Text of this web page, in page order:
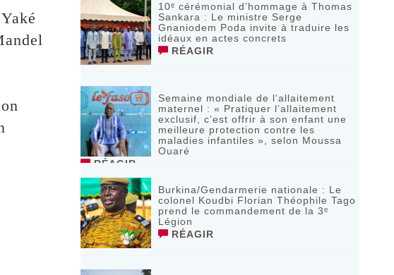
10ᵉ cérémonial d’hommage à Thomas
Sankara : Le ministre Serge
Gnaniodem Poda invite à traduire les
idéaux en actes concrets
RÉAGIR
Semaine mondiale de l’allaitement
maternel : « Pratiquer l’allaitement
exclusif, c’est offrir à son enfant une
meilleure protection contre les
maladies infantiles », selon Moussa
Ouaré
RÉAGIR
Burkina/Gendarmerie nationale : Le
colonel Koudbi Florian Théophile Tago
prend le commandement de la 3ᵉ
Légion
RÉAGIR